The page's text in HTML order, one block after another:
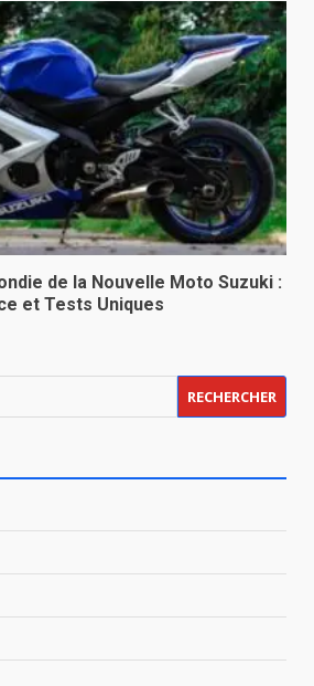
de la Nouvelle Moto Suzuki :
et Tests Uniques